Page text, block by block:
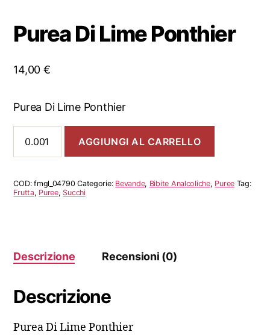
Purea Di Lime Ponthier
14,00 €
Purea Di Lime Ponthier
Lime
quantità
AGGIUNGI AL CARRELLO
COD:fmgl_04790 Categorie: Bevande, Bibite Analcoliche, Puree Tag:
Frutta, Puree, Succhi
Descrizione Recensioni (0)
Descrizione
Purea Di Lime Ponthier